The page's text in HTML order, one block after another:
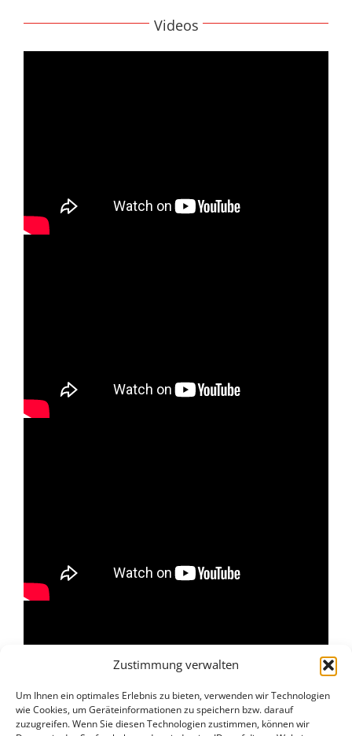
Zustimmung verwalten
Um Ihnen ein optimales Erlebnis zu bieten, verwenden wir Technologien
wie Cookies, um Geräteinformationen zu speichern bzw. darauf
zuzugreifen. Wenn Sie diesen Technologien zustimmen, können wir
Videos